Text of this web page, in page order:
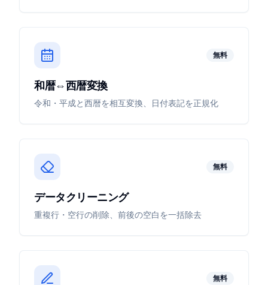
無料
和暦⇔西暦変換
令和・平成と西暦を相互変換、日付表記を正規化
無料
データクリーニング
重複行・空行の削除、前後の空白を一括除去
無料